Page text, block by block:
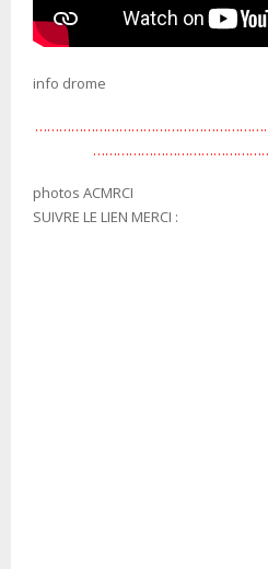
info drome
photos ACMRCI
SUIVRE LE LIEN MERCI :